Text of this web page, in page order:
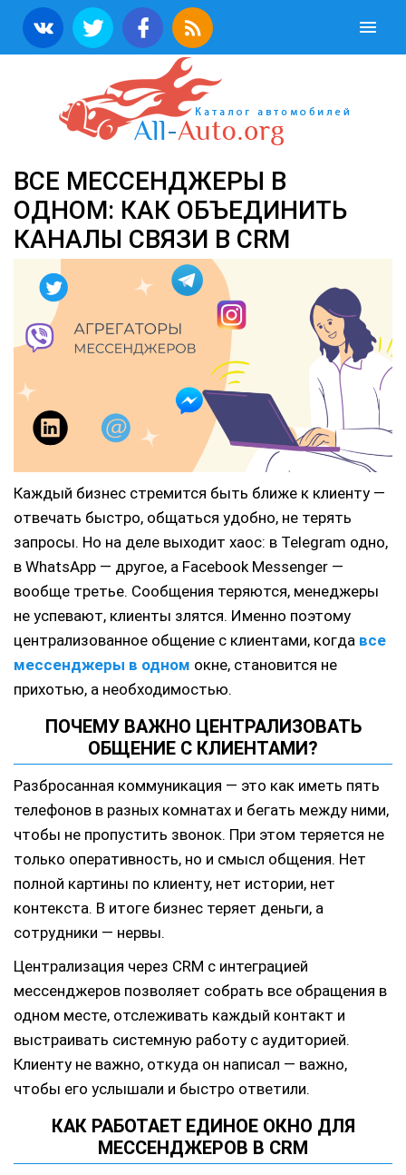
ВСЕ МЕССЕНДЖЕРЫ В
ОДНОМ: КАК ОБЪЕДИНИТЬ
КАНАЛЫ СВЯЗИ В CRM
Каждый бизнес стремится быть ближе к клиенту —
отвечать быстро, общаться удобно, не терять
запросы. Но на деле выходит хаос: в Telegram одно,
в WhatsApp — другое, а Facebook Messenger —
вообще третье. Сообщения теряются, менеджеры
не успевают, клиенты злятся. Именно поэтому
централизованное общение с клиентами, когда все
мессенджеры в одном окне, становится не
прихотью, а необходимостью.
ПОЧЕМУ ВАЖНО ЦЕНТРАЛИЗОВАТЬ
ОБЩЕНИЕ С КЛИЕНТАМИ?
Разбросанная коммуникация — это как иметь пять
телефонов в разных комнатах и бегать между ними,
чтобы не пропустить звонок. При этом теряется не
только оперативность, но и смысл общения. Нет
полной картины по клиенту, нет истории, нет
контекста. В итоге бизнес теряет деньги, а
сотрудники — нервы.
Централизация через CRM с интеграцией
мессенджеров позволяет собрать все обращения в
одном месте, отслеживать каждый контакт и
выстраивать системную работу с аудиторией.
Клиенту не важно, откуда он написал — важно,
чтобы его услышали и быстро ответили.
КАК РАБОТАЕТ ЕДИНОЕ ОКНО ДЛЯ
МЕССЕНДЖЕРОВ В CRM